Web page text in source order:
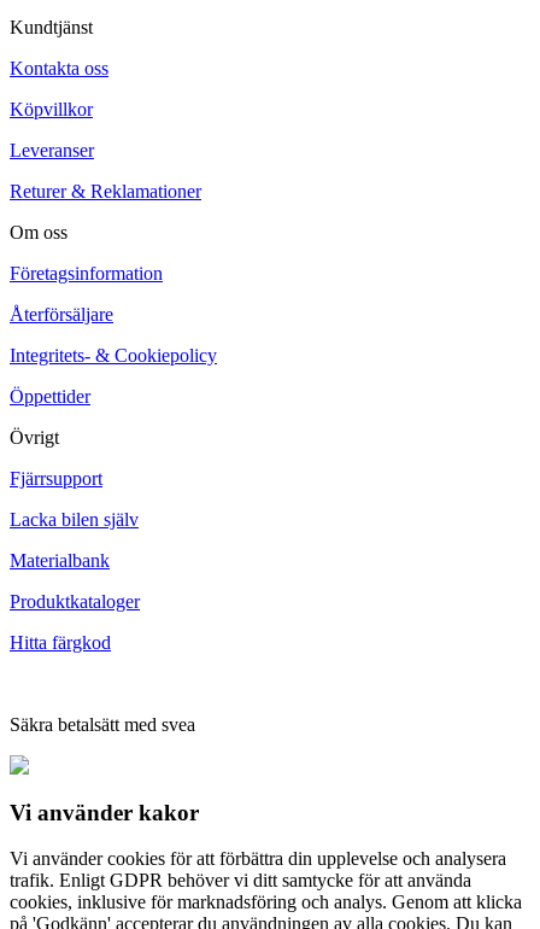
Kundtjänst
Kontakta oss
Köpvillkor
Leveranser
Returer & Reklamationer
Om oss
Företagsinformation
Återförsäljare
Integritets- & Cookiepolicy
Öppettider
Övrigt
Fjärrsupport
Lacka bilen själv
Materialbank
Produktkataloger
Hitta färgkod
Säkra betalsätt med svea
Vi använder kakor
Vi använder cookies för att förbättra din upplevelse och analysera
trafik. Enligt GDPR behöver vi ditt samtycke för att använda
cookies, inklusive för marknadsföring och analys. Genom att klicka
på 'Godkänn' accepterar du användningen av alla cookies. Du kan